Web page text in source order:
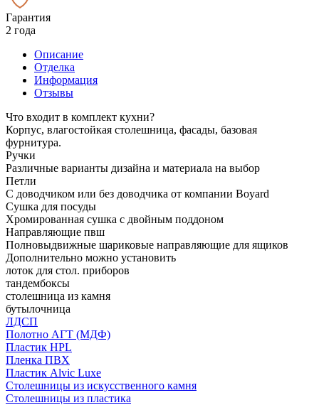
Гарантия
2 года
Описание
Отделка
Информация
Отзывы
Что входит в комплект кухни?
Корпус, влагостойкая столешница, фасады, базовая
фурнитура.
Ручки
Различные варианты дизайна и материала на выбор
Петли
С доводчиком или без доводчика от компании Boyard
Сушка для посуды
Хромированная сушка с двойным поддоном
Направляющие пвш
Полновыдвижные шариковые направляющие для ящиков
Дополнительно можно установить
лоток для стол. приборов
тандембоксы
столешница из камня
бутылочница
ЛДСП
Полотно АГТ (МДФ)
Пластик HPL
Пленка ПВХ
Пластик Alvic Luxe
Столешницы из искусственного камня
Столешницы из пластика